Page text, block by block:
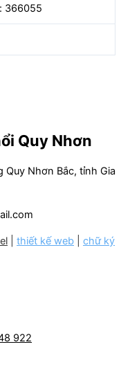
366055
Quy Nhơn
Quy Nhơn Bắc, tỉnh Gia
thiết kế web
chữ ký
922